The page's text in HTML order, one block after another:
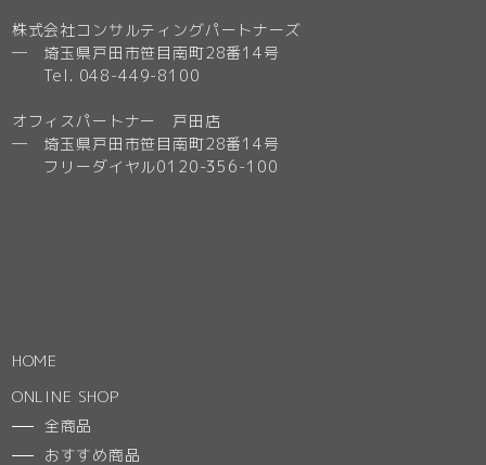
株式会社コンサルティングパートナーズ
─ 埼玉県戸田市笹目南町28番14号
Tel. 048-449-8100
オフィスパートナー 戸田店
─ 埼玉県戸田市笹目南町28番14号
フリーダイヤル0120-356-100
HOME
ONLINE SHOP
全商品
おすすめ商品